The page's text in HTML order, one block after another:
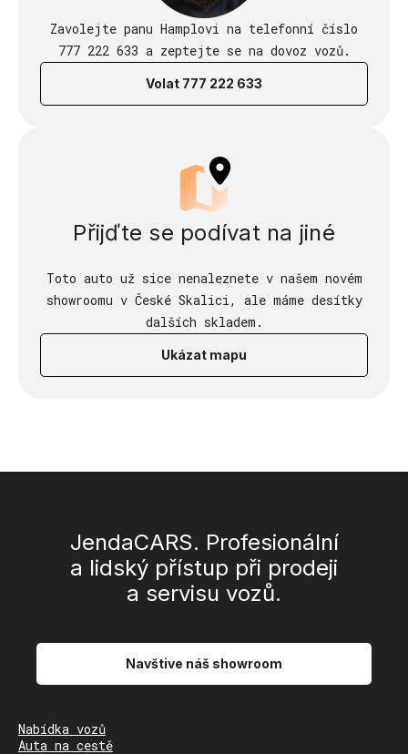
Zavolejte panu Hamplovi na telefonní číslo
777 222 633 a zeptejte se na dovoz vozů.
Volat 777 222 633
Přijďte se podívat na jiné
Toto auto už sice nenaleznete v našem novém
showroomu v České Skalici, ale máme desítky
dalších skladem.
Ukázat mapu
JendaCARS. Profesionální
a lidský přístup při prodeji
a servisu vozů.
Navštive náš showroom
Nabídka vozů
Auta na cestě